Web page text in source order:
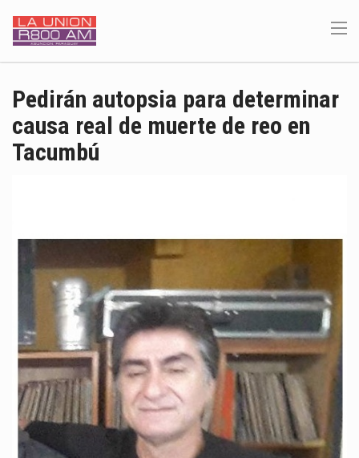
Pedirán autopsia para determinar
causa real de muerte de reo en
Tacumbú